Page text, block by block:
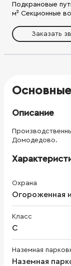
Подкрановые
м² Секционные
Заказать
Описание
Домодедово.
Охрана
Огороженная
Класс
C
Наземная
Наземная